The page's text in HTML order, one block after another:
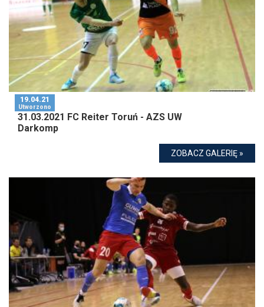
19.04.21
Utworzono
31.03.2021 FC Reiter Toruń - AZS UW
Darkomp
ZOBACZ GALERIĘ »